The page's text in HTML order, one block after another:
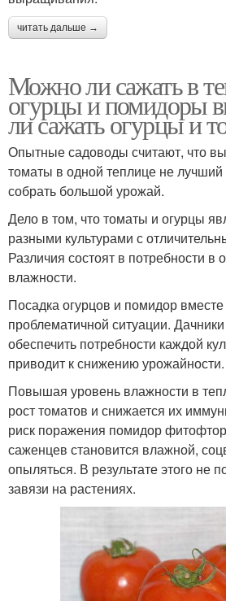
читать дальше →
Можно ли сажать в
огурцы и помидоры
ли сажать огурцы и
Опытные садоводы считают, что
томаты в одной теплице не лучший
собрать большой урожай.
Дело в том, что томаты и огурцы
разными культурами с
Различия состоят в потребности
влажности.
Посадка огурцов и помидор
проблематичной ситуации.
обеспечить потребности каждой
приводит к снижению урожайности.
Повышая уровень влажности в
рост томатов и снижается их
риск поражения помидор
саженцев становится влажной,
опыляться. В результате этого не
завязи на растениях.